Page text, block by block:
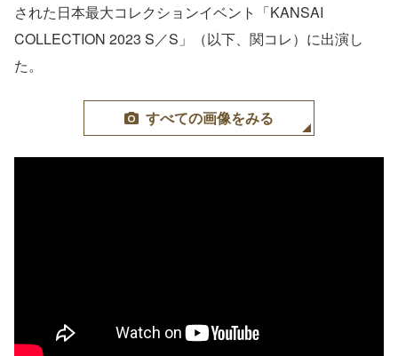
された日本最大コレクションイベント「KANSAI
COLLECTION 2023 S／S」（以下、関コレ）に出演し
た。
すべての画像をみる